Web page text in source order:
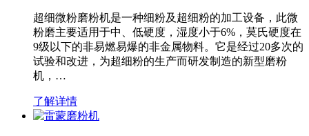
超细微粉磨粉机是一种细粉及超细粉的加工设备，此微
粉磨主要适用于中、低硬度，湿度小于6%，莫氏硬度在
9级以下的非易燃易爆的非金属物料。它是经过20多次的
试验和改进，为超细粉的生产而研发制造的新型磨粉
机，…
了解详情